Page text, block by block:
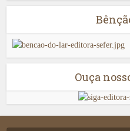
Ouça